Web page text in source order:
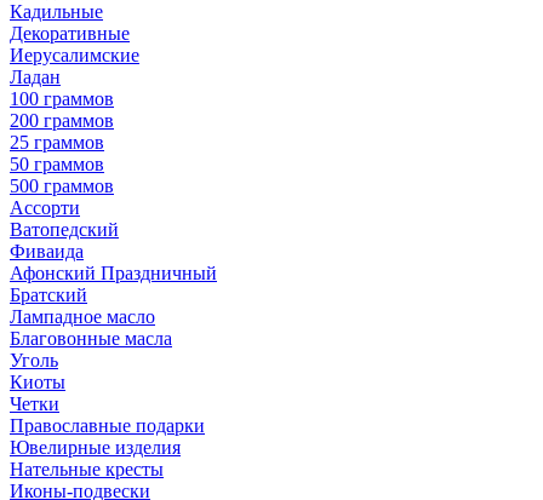
Кадильные
Декоративные
Иерусалимские
Ладан
100 граммов
200 граммов
25 граммов
50 граммов
500 граммов
Ассорти
Ватопедский
Фиваида
Афонский Праздничный
Братский
Лампадное масло
Благовонные масла
Уголь
Киоты
Четки
Православные подарки
Ювелирные изделия
Нательные кресты
Иконы-подвески